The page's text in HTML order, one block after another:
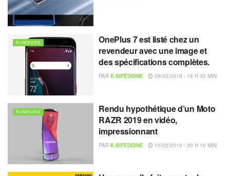
RUMEURS
OnePlus 7 est listé chez un
revendeur avec une image et
des spécifications complètes.
PAR K.SIFEDDINE 09/03/2019 - 19 H 35 MIN
RUMEURS
Rendu hypothétique d’un Moto
RAZR 2019 en vidéo,
impressionnant
PAR K.SIFEDDINE 10/02/2019 - 20 H 10 MIN